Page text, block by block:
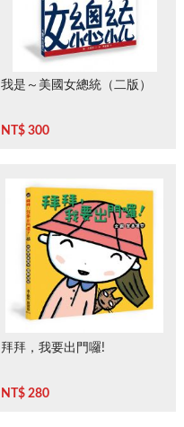
我是～美國女總統（二版）
NT$ 300
拜拜，我要出門囉!
NT$ 280